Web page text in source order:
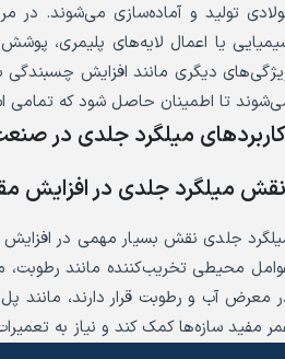
تولید و آماده‌سازی می‌شوند. در
یا اعمال لایه‌های پلیمری،
دیگری مانند افزایش چسبندگی
تا اطمینان حاصل شود که تمامی
کاربردهای میلگرد جلدی در
نقش میلگرد جلدی در افزایش
جلدی نقش بسیار مهمی در افزایش
محیطی تخریب‌کننده مانند
معرض آب و رطوبت قرار دارند، مانند
مفید سازه‌ها کمک کند و نیاز به